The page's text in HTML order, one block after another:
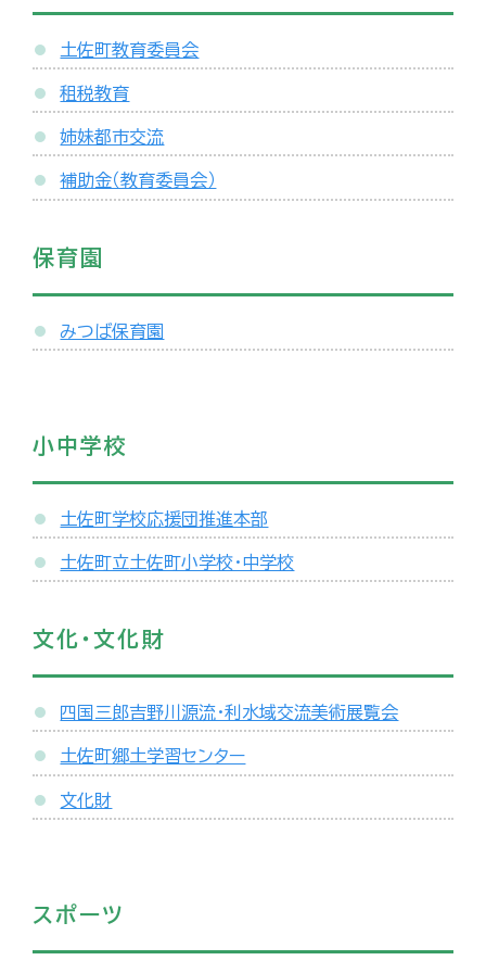
土佐町教育委員会
租税教育
姉妹都市交流
補助金（教育委員会）
保育園
みつば保育園
小中学校
土佐町学校応援団推進本部
土佐町立土佐町小学校・中学校
文化・文化財
四国三郎吉野川源流・利水域交流美術展覧会
土佐町郷土学習センター
文化財
スポーツ